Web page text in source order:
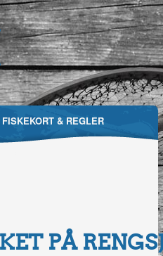
FISKEKORT & REGLER
PÅ